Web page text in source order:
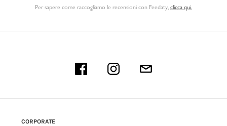
Per sapere come raccogliamo le recensioni con Feedaty, clicca qui.
CORPORATE